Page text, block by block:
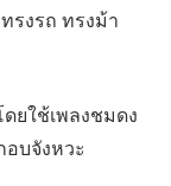
รงรถ ทรงม้า
ยใช้เพลงชมดง
บจังหวะ